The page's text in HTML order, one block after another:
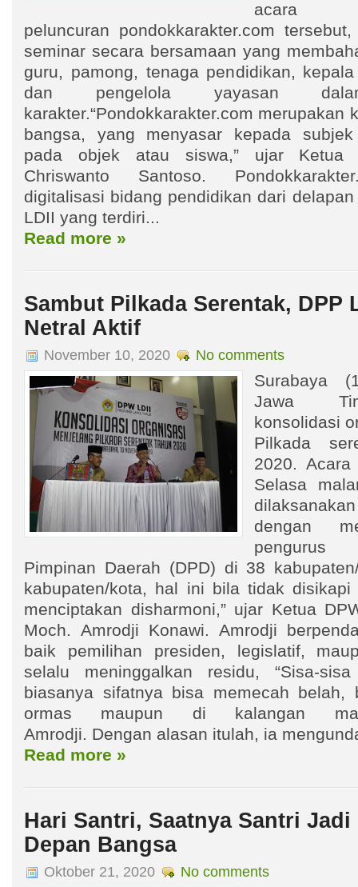
acara
peluncuran pondokkarakter.com
seminar secara bersamaan yang
guru, pamong, tenaga pendidikan,
dan pengelola yayasan
karakter.“Pondokkarakter.com merupakan
bangsa, yang menyasar kepada
pada objek atau siswa,” ujar Ketua
Chriswanto Santoso.
digitalisasi bidang pendidikan dari
LDII yang terdiri...
Read more »
Sambut Pilkada Serentak, DPP
Netral Aktif
November 10, 2020 No comments
Surabaya
Jawa
konsolidasi
Pilkada
2020.
Selasa
dengan
Pimpinan Daerah (DPD) di 38
kabupaten/kota, hal ini bila tidak
menciptakan disharmoni,” ujar Ketua
Moch. Amrodji Konawi. Amrodji
baik pemilihan presiden, legislatif,
selalu meninggalkan residu, “Sisa-
biasanya sifatnya bisa memecah belah,
ormas maupun di kalangan
Amrodji. Dengan alasan itulah, ia
Read more »
Hari Santri, Saatnya Santri Jadi
Depan Bangsa
Oktober 21, 2020 No comments